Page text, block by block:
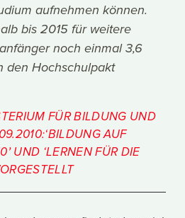
aufnehmen können.
bis 2015 für weitere
noch einmal 3,6
den Hochschulpakt
FÜR BILDUNG UND
AUF
UND ‘LERNEN FÜR DIE